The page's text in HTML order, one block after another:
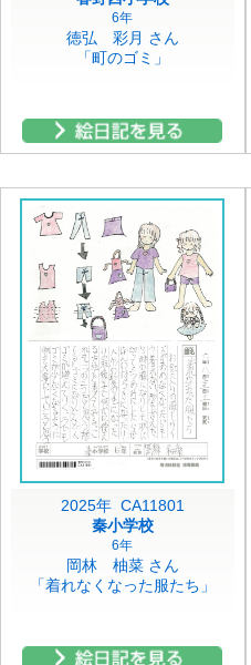
6年
徳弘 彩月 さん
「町のゴミ」
2025年 CA11801
秦小学校
6年
岡林 柚菜 さん
「着れなくなった服たち」